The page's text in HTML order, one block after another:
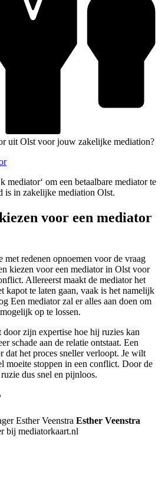
uit Olst voor jouw zakelijke mediation?
mediator‘ om een betaalbare mediator te
is in zakelijke mediation Olst.
voor een mediator
met redenen opnoemen voor de vraag
kiezen voor een mediator in Olst voor
Allereerst maakt de mediator het
kapot te laten gaan, vaak is het namelijk
Een mediator zal er alles aan doen om
op te lossen.
zijn expertise hoe hij ruzies kan
schade aan de relatie ontstaat. Een
dat het proces sneller verloopt. Je wilt
moeite stoppen in een conflict. Door de
dus snel en pijnloos.
Esther Veenstra
bij mediatorkaart.nl